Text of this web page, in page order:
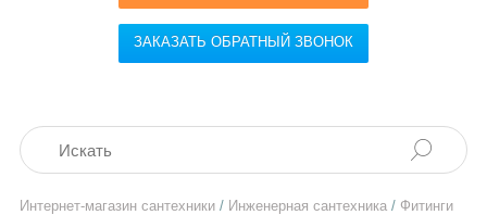
ЗАКАЗАТЬ ОБРАТНЫЙ ЗВОНОК
Интернет-магазин сантехники / Инженерная сантехника / Фитинги